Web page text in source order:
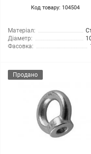
Код товару: 104504
Матеріал:
Діаметр:
Фасовка:
Продано